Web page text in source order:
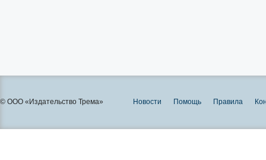
© ООО «Издательство Трема» Новости Помощь Правила